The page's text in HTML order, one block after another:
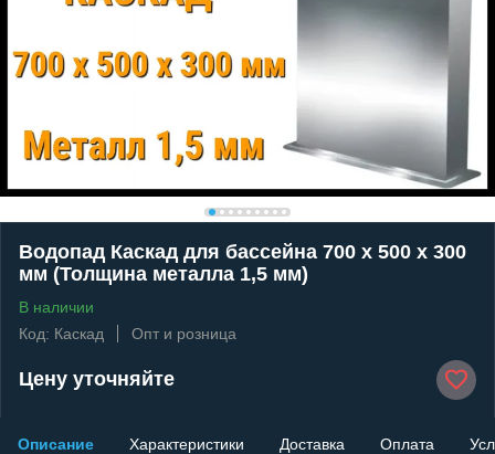
Водопад Каскад для бассейна 700 x 500 x 300
мм (Толщина металла 1,5 мм)
В наличии
Код: Каскад
Опт и розница
Цену уточняйте
Описание Характеристики Доставка Оплата